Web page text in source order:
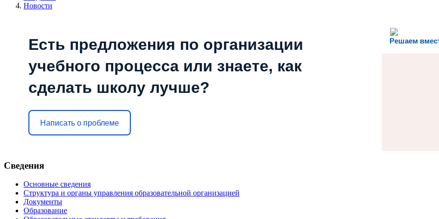
Новости
Решаем
Есть предложения по организации
учебного процесса или знаете, как
сделать школу лучше?
Написать о проблеме
Сведения
Основные сведения
Структура и органы управления образовательной организацией
Документы
Образование